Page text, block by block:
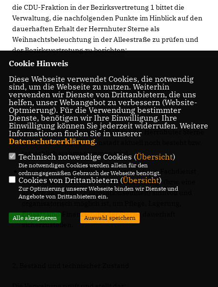
die CDU-Fraktion in der Bezirksvertretung 1 bittet die
Verwaltung, die nachfolgenden Punkte im Hinblick auf den
dauerhaften Erhalt der Herrnhuter Sterne als
Weihnachtsbeleuchtung in der Alleestraße zu prüfen und
der Bezirksvertretung zu berichten:
1. Zuständigkeiten
Die Verwaltung prüft,
ob die bisherige Zuständigkeit für die Herrnhuter Sterne
beim Marketingrat Innenstadt aktuell noch besteht bzw.
tatsächlich wahrgenommen wird,
und ob ein Zuständigkeitswechsel auf den Fachdienst
0.02 „Kommunikation und Stadtmarketing“ (bzw. eine
andere geeignete Organisationseinheit) sinnvoll und
Einsatz und Finanzierung der Sterne dauerhaft
sicherzustellen.
Cookie Hinweis
Diese Webseite verwendet Cookies, die notwendig
sind, um die Webseite zu nutzen. Weiterhin
verwenden wir Dienste von Drittanbietern, die uns
helfen, unser Webangebot zu verbessern (Website-
Optmierung). Für die Verwendung bestimmter
Dienste, benötigen wir Ihre Einwilligung. Ihre
Einwilligung können Sie jederzeit widerrufen. Weitere
Informationen finden Sie in unserer
Datenschutzerklärung.
Technisch notwendige Cookies (Übersicht)
Die notwendigen Cookies werden allein für den
ordnungsgemäßen Gebrauch der Webseite benötigt.
Cookies von Drittanbietern (Übersicht)
Zur Optimierung unserer Webseite binden wir Dienste und
Angebote von Drittanbietern ein.
Alle akzeptieren Auswahl speichern